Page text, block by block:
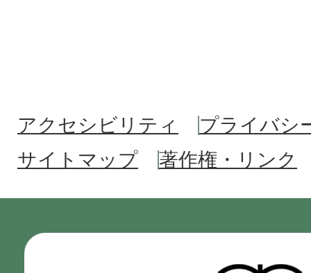
アクセシビリティ
プライバシ
サイトマップ
著作権・リンク